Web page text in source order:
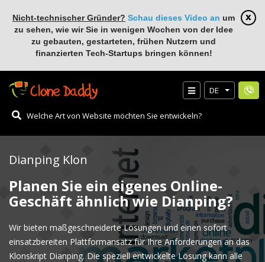
Nicht-technischer Gründer? Schau dieses Video an um
zu sehen, wie wir Sie in wenigen Wochen von der Idee
zu gebauten, gestarteten, frühen Nutzern und
finanzierten Tech-Startups bringen können!
DE
Dianping Klon
Planen Sie ein eigenes Online-
Geschäft ähnlich wie Dianping?
Wir bieten maßgeschneiderte Lösungen und einen sofort
einsatzbereiten Plattformansatz für Ihre Anforderungen an das
Klonskript Dianping. Die speziell entwickelte Lösung kann alle